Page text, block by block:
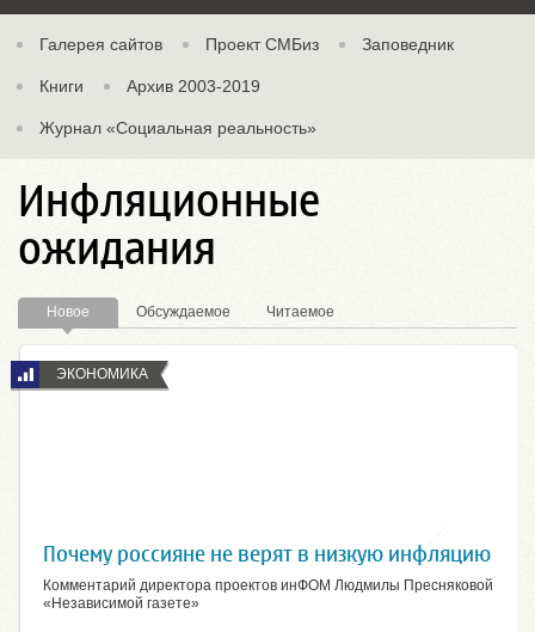
Галерея сайтов Проект СМБиз Заповедник
Книги Архив 2003-2019
Журнал «Социальная реальность»
Инфляционные
ожидания
Новое Обсуждаемое Читаемое
ЭКОНОМИКА
Почему россияне не верят в низкую инфляцию
Комментарий директора проектов инФОМ Людмилы Пресняковой
«Независимой газете»